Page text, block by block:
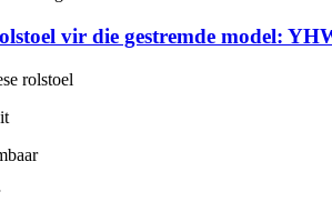
vir die gestremde model:
rolstoel